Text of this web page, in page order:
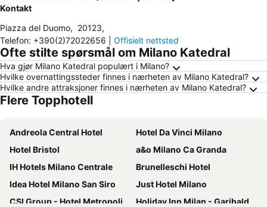
Kontakt
Piazza del Duomo, 20123,
Telefon: +390(2)72022656 Offisielt nettsted
Ofte stilte spørsmål om Milano Katedral
Hva gjør Milano Katedral populært i Milano?
Hvilke overnattingssteder finnes i nærheten av Milano Katedral?
Hvilke andre attraksjoner finnes i nærheten av Milano Katedral?
Flere Topphotell
Andreola Central Hotel
Hotel Da Vinci Milano
Hotel Bristol
a&o Milano Ca Granda
IH Hotels Milano Centrale
Brunelleschi Hotel
Idea Hotel Milano San Siro
Just Hotel Milano
CSI Group - Hotel Metropoli
Holiday Inn Milan - Garibaldi Station by IHG